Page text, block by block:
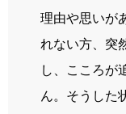
理由や思いが
れない方、突
し、こころが
ん。そうした